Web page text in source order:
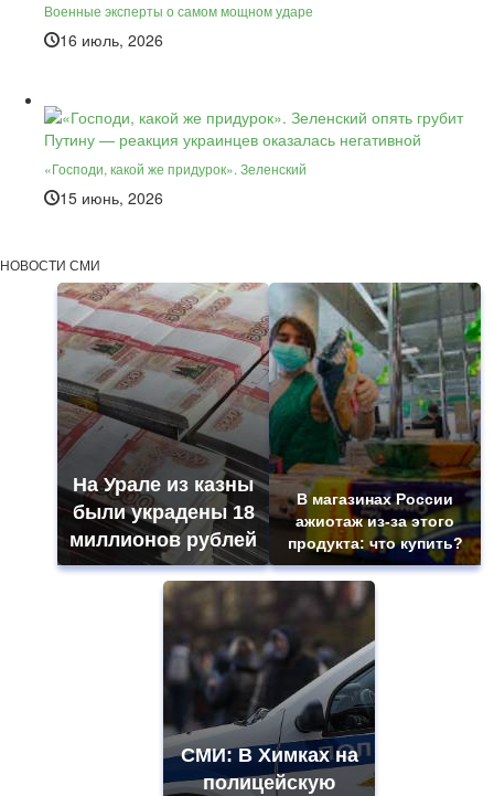
Военные эксперты о самом мощном ударе
16 июль, 2026
«Господи, какой же придурок». Зеленский
15 июнь, 2026
НОВОСТИ СМИ
На Урале из казны
были украдены 18
миллионов рублей
В магазинах России
ажиотаж из-за этого
продукта: что купить?
СМИ: В Химках на
полицейскую